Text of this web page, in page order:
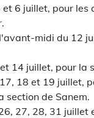
6 juillet, pour
midi du 12
14 juillet, pour la
18 et 19 juillet,
section de Sanem.
27, 28, 31 juillet